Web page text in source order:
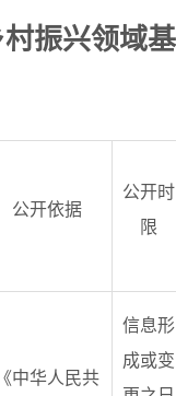
振兴领域
公开依据
公开时
限
《中华人民共
信息形
成或变